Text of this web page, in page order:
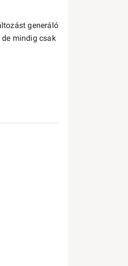
generáló
de mindig csak